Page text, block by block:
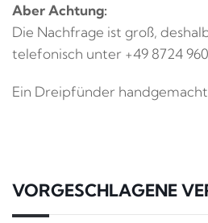
Aber Achtung:
Die Nachfrage ist groß,
telefonisch unter +49 8724
Ein Dreipfünder
VORGESCHLAGENE